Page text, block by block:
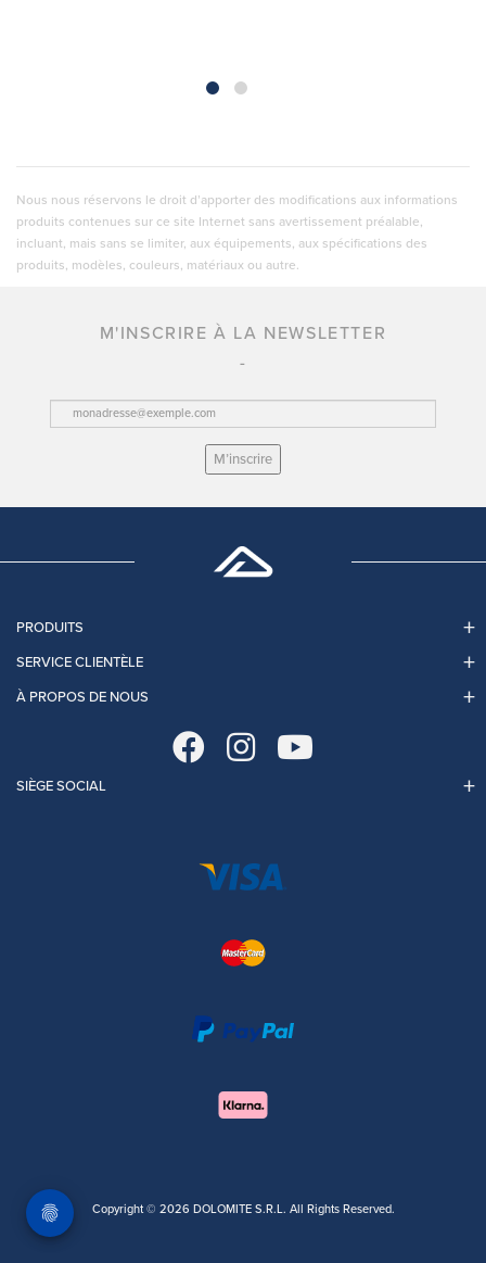
Nous nous réservons le droit d’apporter des modifications aux informations
produits contenues sur ce site Internet sans avertissement préalable,
incluant, mais sans se limiter, aux équipements, aux spécifications des
produits, modèles, couleurs, matériaux ou autre.
M'INSCRIRE À LA NEWSLETTER
M’inscrire
PRODUITS
SERVICE CLIENTÈLE
À PROPOS DE NOUS
SIÈGE SOCIAL
Copyright © 2026 DOLOMITE S.R.L. All Rights Reserved.